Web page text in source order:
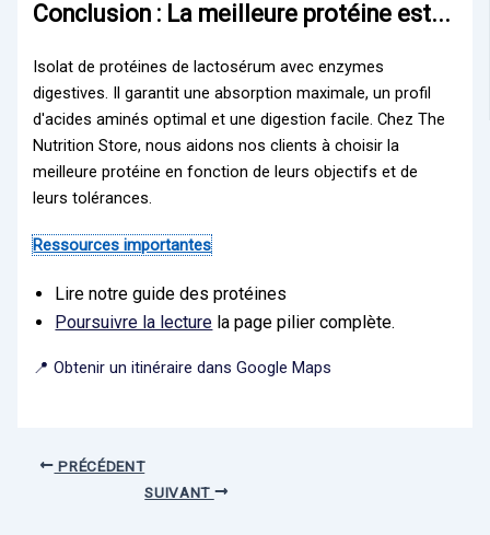
Conclusion : La meilleure protéine est...
Isolat de protéines de lactosérum avec enzymes
digestives. Il garantit une absorption maximale, un profil
d'acides aminés optimal et une digestion facile. Chez The
Nutrition Store, nous aidons nos clients à choisir la
meilleure protéine en fonction de leurs objectifs et de
leurs tolérances.
Ressources importantes
Lire notre guide des protéines
Poursuivre la lecture la page pilier complète.
📍 Obtenir un itinéraire dans Google Maps
PRÉCÉDENT
SUIVANT